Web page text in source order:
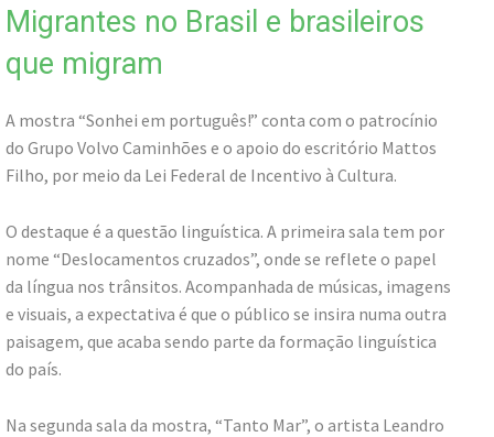
Migrantes no Brasil e brasileiros
que migram
A mostra “Sonhei em português!” conta com o patrocínio
do Grupo Volvo Caminhões e o apoio do escritório Mattos
Filho, por meio da Lei Federal de Incentivo à Cultura.
O destaque é a questão linguística. A primeira sala tem por
nome “Deslocamentos cruzados”, onde se reflete o papel
da língua nos trânsitos. Acompanhada de músicas, imagens
e visuais, a expectativa é que o público se insira numa outra
paisagem, que acaba sendo parte da formação linguística
do país.
Na segunda sala da mostra, “Tanto Mar”, o artista Leandro